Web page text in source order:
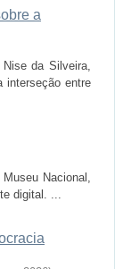
a
da Silveira,
interseção entre
Nacional,
digital. ...